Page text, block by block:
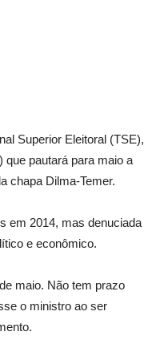
Superior Eleitoral (TSE),
que pautará para maio a
chapa Dilma-Temer.
em 2014, mas denuciada
e econômico.
maio. Não tem prazo
o ministro ao ser